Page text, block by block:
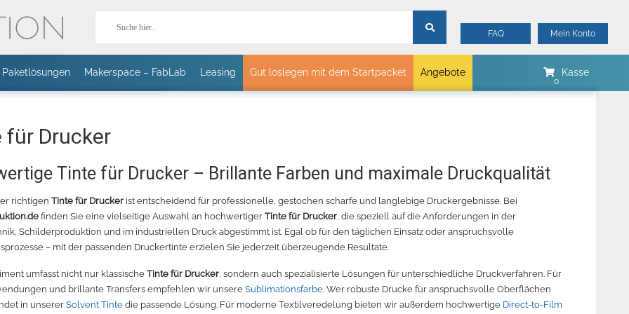
FAQ Mein Konto
II 24 SCHNEIDEPLOTTER -
70CM
Mehr lesen
CANON IMAGEPROGRAF TM-300
GROSSFORMATDRUCKER
Mehr lesen
JAGUAR V 132 SCHNEIDEPLOTTER
– BESTELLARTIKEL
Mehr lesen
– 1402
lesen
CHEMICA HOLOGRAFLEX
- BLAU WEISS - 1405
Mehr lesen
HOTMARK REVOLUTION
PASTELLGRÖN -
PASTELLGRÖN - 342
Mehr lesen
ORACAL 8510 METALLIC
GLASDEKORFOLIE –
Mehr lesen
STÄNDER FÜR EXPERT II
24 UND PUMA IV
PLOTTER MIT
Mehr lesen
Sport Fleece Bodywarmer
Sols
Stormtech
James & Nicholson
Paketlösungen Makerspace – FabLab Leasing Gut loslegen mit dem Startpacket Angebote Kasse
für Drucker
Tinte für Drucker – Brillante Farben und maximale Druckqualität
richtigen Tinte für Drucker ist entscheidend für professionelle, gestochen scharfe und langlebige Druckergebnisse. Bei
finden Sie eine vielseitige Auswahl an hochwertiger Tinte für Drucker, die speziell auf die Anforderungen in der
Schilderproduktion und im industriellen Druck abgestimmt ist. Egal ob für den täglichen Einsatz oder anspruchsvolle
– mit der passenden Druckertinte erzielen Sie jederzeit überzeugende Resultate.
umfasst nicht nur klassische Tinte für Drucker, sondern auch spezialisierte Lösungen für unterschiedliche Druckverfahren. Für
und brillante Transfers empfehlen wir unsere Sublimationsfarbe. Wer robuste Drucke für anspruchsvolle Oberflächen
in unserer Solvent Tinte die passende Lösung. Für moderne Textilveredelung bieten wir außerdem hochwertige Direct-to-Film